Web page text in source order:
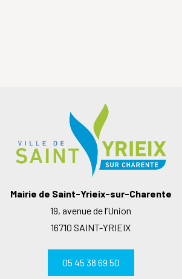
Mairie de Saint-Yrieix-sur-Charente
19, avenue de l’Union
16710 SAINT-YRIEIX
05 45 38 69 50